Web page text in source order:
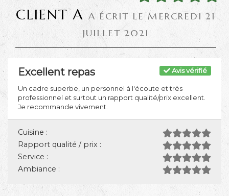
CLIENT A A ÉCRIT LE MERCREDI 21
JUILLET 2021
Avis vérifié
Excellent repas
Un cadre superbe, un personnel à l'écoute et très
professionnel et surtout un rapport qualité/prix excellent.
Je recommande vivement.
Cuisine :
Rapport qualité / prix :
Service :
Ambiance :